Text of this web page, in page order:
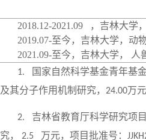
2018.12-2021.09 ，吉林大学，
2019.07-至今，吉林大学，动
2021.09-至今，吉林大学， 人
1. 国家自然科学基金青年基
及其分子作用机制研究， 24.00万
2. 吉林省教育厅科学研究项目
究，
2.5 万元，项目批准号：